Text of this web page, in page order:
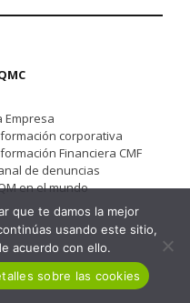
Empresa
corporativa
Financiera CMF
de denuncias
en el mundo
que te damos la mejor
usando este sitio,
acuerdo con ello.
sobre las cookies